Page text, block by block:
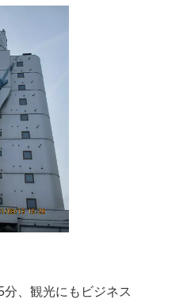
、観光にもビジネス